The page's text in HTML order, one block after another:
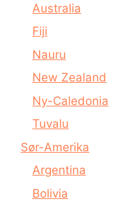
Australia
Fiji
Nauru
New Zealand
Ny-Caledonia
Tuvalu
Sør-Amerika
Argentina
Bolivia